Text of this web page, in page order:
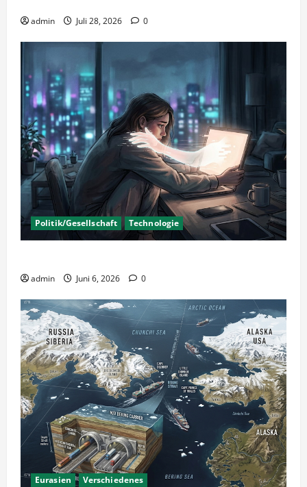
admin Juli 28, 2026 0
Politik/Gesellschaft Technologie
admin Juni 6, 2026 0
Eurasien Verschiedenes